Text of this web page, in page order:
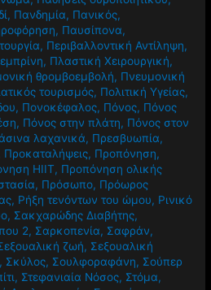
, Πανδημία, Πανικός,
, Παυσίπονα,
, Περιβαλλοντική Αντίληψη,
, Πλαστική Χειρουργική,
θρομβοεμβολή, Πνευμονική
τουρισμός, Πολιτική Υγείας,
, Πονοκέφαλος, Πόνος, Πόνος
, Πόνος στην πλάτη, Πόνος στον
λαχανικά, Πρεσβυωπία,
Προκαταλήψεις, Προπόνηση,
HIIT, Προπόνηση ολικής
, Πρόσωπο, Πρόωρος
, Ρήξη τενόντων του ώμου, Ρινικό
, Σακχαρώδης Διαβήτης,
2, Σαρκοπενία, Σαφράν,
ζωή, Σεξουαλική
, Σκύλος, Σουλφοραφάνη, Σούπερ
, Στεφανιαία Νόσος, Στόμα,